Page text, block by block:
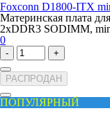
Foxconn D1800-ITX
Материнская плата
2xDDR3 SODIMM,
0
- +
РАСПРОДАН
ПОПУЛЯРНЫЙ